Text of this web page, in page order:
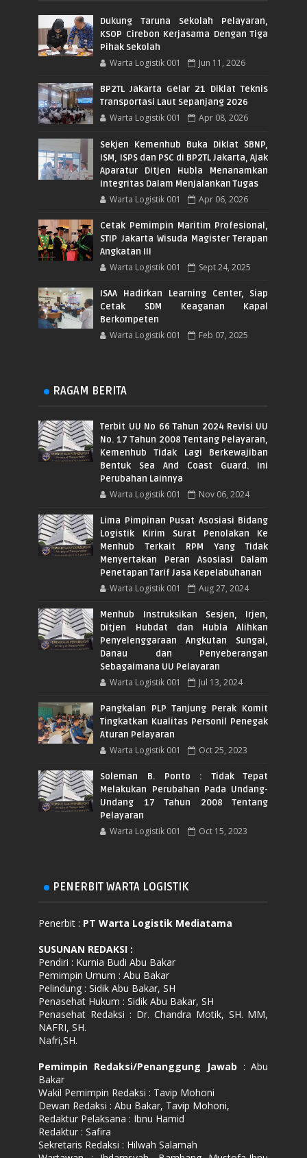
Dukung Taruna Sekolah Pelayaran,
KSOP Cirebon Kerjasama Dengan Tiga
Pihak Sekolah
Warta Logistik 001 Jun 11, 2026
BP2TL Jakarta Gelar 21 Diklat Teknis
Transportasi Laut Sepanjang 2026
Warta Logistik 001 Apr 08, 2026
Sekjen Kemenhub Buka Diklat SBNP,
ISM, ISPS dan PSC di BP2TL Jakarta, Ajak
Aparatur Ditjen Hubla Menanamkan
Integritas Dalam Menjalankan Tugas
Warta Logistik 001 Apr 06, 2026
Cetak Pemimpin Maritim Profesional,
STIP Jakarta Wisuda Magister Terapan
Angkatan III
Warta Logistik 001 Sept 24, 2025
ISAA Hadirkan Learning Center, Siap
Cetak SDM Keaganan Kapal
Berkompeten
Warta Logistik 001 Feb 07, 2025
RAGAM BERITA
Terbit UU No 66 Tahun 2024 Revisi UU
No. 17 Tahun 2008 Tentang Pelayaran,
Kemenhub Tidak Lagi Berkewajiban
Bentuk Sea And Coast Guard. Ini
Perubahan Lainnya
Warta Logistik 001 Nov 06, 2024
Lima Pimpinan Pusat Asosiasi Bidang
Logistik Kirim Surat Penolakan Ke
Menhub Terkait RPM Yang Tidak
Menyertakan Peran Asosiasi Dalam
Penetapan Tarif Jasa Kepelabuhanan
Warta Logistik 001 Aug 27, 2024
Menhub Instruksikan Sesjen, Irjen,
Ditjen Hubdat dan Hubla Alihkan
Penyelenggaraan Angkutan Sungai,
Danau dan Penyeberangan
Sebagaimana UU Pelayaran
Warta Logistik 001 Jul 13, 2024
Pangkalan PLP Tanjung Perak Komit
Tingkatkan Kualitas Personil Penegak
Aturan Pelayaran
Warta Logistik 001 Oct 25, 2023
Soleman B. Ponto : Tidak Tepat
Melakukan Perubahan Pada Undang-
Undang 17 Tahun 2008 Tentang
Pelayaran
Warta Logistik 001 Oct 15, 2023
PENERBIT WARTA LOGISTIK
Penerbit : PT Warta Logistik Mediatama
SUSUNAN REDAKSI :
Pendiri : Kurnia Budi Abu Bakar
Pemimpin Umum : Abu Bakar
Pelindung : Sidik Abu Bakar, SH
Penasehat Hukum : Sidik Abu Bakar, SH
Penasehat Redaksi : Dr. Chandra Motik, SH. MM,
NAFRI, SH.
Nafri,SH.
Pemimpin Redaksi/Penanggung Jawab : Abu
Bakar
Wakil Pemimpin Redaksi : Tavip Mohoni
Dewan Redaksi : Abu Bakar, Tavip Mohoni,
Redaktur Pelaksana : Ibnu Hamid
Redaktur : Safira
Sekretaris Redaksi : Hilwah Salamah